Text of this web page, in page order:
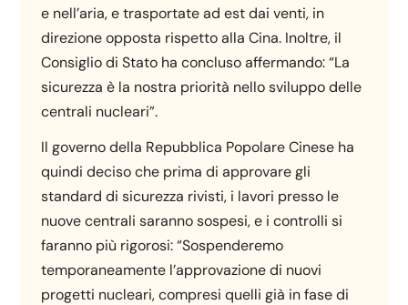
e nell’aria, e trasportate ad est dai venti, in
direzione opposta rispetto alla Cina. Inoltre, il
Consiglio di Stato ha concluso affermando: “La
sicurezza è la nostra priorità nello sviluppo delle
centrali nucleari”.
Il governo della Repubblica Popolare Cinese ha
quindi deciso che prima di approvare gli
standard di sicurezza rivisti, i lavori presso le
nuove centrali saranno sospesi, e i controlli si
faranno più rigorosi: “Sospenderemo
temporaneamente l’approvazione di nuovi
progetti nucleari, compresi quelli già in fase di